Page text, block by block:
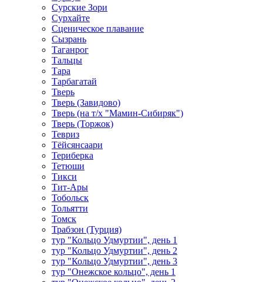
Сурские Зори
Сурхайте
Сценическое плавание
Сызрань
Таганрог
Тальцы
Тара
Тарбагатай
Тверь
Тверь (Завидово)
Тверь (на т/х "Мамин-Сибиряк")
Тверь (Торжок)
Тевриз
Тёйсянсаари
Териберка
Тетюши
Тикси
Тит-Ары
Тобольск
Тольятти
Томск
Трабзон (Турция)
тур "Кольцо Удмуртии", день 1
тур "Кольцо Удмуртии", день 2
тур "Кольцо Удмуртии", день 3
тур "Онежское кольцо", день 1